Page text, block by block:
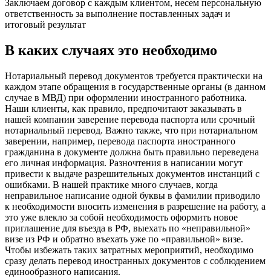
Заключаем договор с каждым клиентом, несем персональную
ответственность за выполнение поставленных задач и
итоговый результат
В каких случаях это необходимо
Нотариальный перевод документов требуется практически на
каждом этапе обращения в государственные органы (в данном
случае в МВД) при оформлении иностранного работника.
Наши клиенты, как правило, предпочитают заказывать в
нашей компании заверение перевода паспорта или срочный
нотариальный перевод. Важно также, что при нотариальном
заверении, например, перевода паспорта иностранного
гражданина в документе должна быть правильно переведена
его личная информация. Разночтения в написании могут
привести к выдаче разрешительных документов инстанций с
ошибками. В нашей практике много случаев, когда
неправильное написание одной буквы в фамилии приводило
к необходимости вносить изменения в разрешение на работу, а
это уже влекло за собой необходимость оформить новое
приглашение для въезда в РФ, выехать по «неправильной»
визе из РФ и обратно въехать уже по «правильной» визе.
Чтобы избежать таких затратных мероприятий, необходимо
сразу делать перевод иностранных документов с соблюдением
единообразного написания.